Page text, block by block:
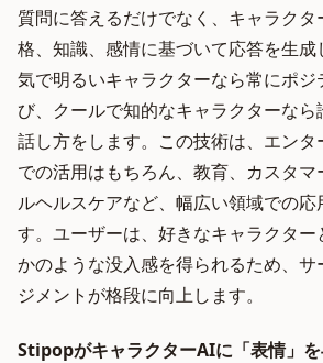
質問に答えるだけでなく、キャラク
格、知識、感情に基づいて応答を生
気で明るいキャラクターなら常にポジ
び、クールで知的なキャラクターな
話し方をします。この技術は、エン
での活用はもちろん、教育、カスタ
ルヘルスケアなど、幅広い領域での応
す。ユーザーは、好きなキャラクター
かのような没入感を得られるため、
ジメントが格段に向上します。
StipopがキャラクターAIに「表情」